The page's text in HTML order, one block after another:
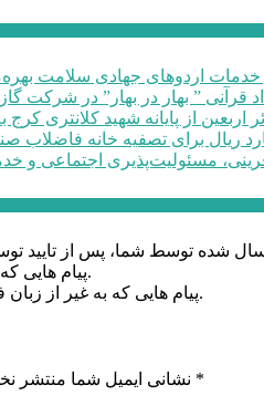
از خدمات اردوهای جهادی سلامت
قرآنی ” بهار در بهار” در شرکت گاز
مسئولیت‌پذیری اجتماعی و
پیام هایی که حاوی تهمت یا افترا باشد منتشر نخواهد شد.
پیام هایی که به غیر از زبان فارسی یا غیر مرتبط باشد منتشر نخواهد شد.
نشانی ایمیل شما منتشر *